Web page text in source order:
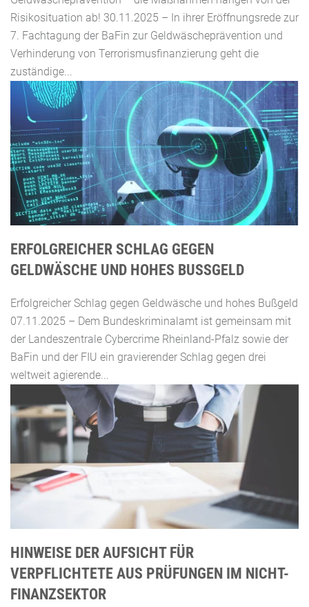
Risikosituation ab! 30.11.2025 – In ihrer Eröffnungsrede zur
7. Fachtagung der BaFin zur Geldwäscheprävention und
Verhinderung von Terrorismusfinanzierung geht die
zuständige...
ERFOLGREICHER SCHLAG GEGEN
GELDWÄSCHE UND HOHES BUSSGELD
Erfolgreicher Schlag gegen Geldwäsche und hohes Bußgeld
07.11.2025 – Dem Bundeskriminalamt ist gemeinsam mit
der Landeszentrale Cybercrime Rheinland-Pfalz sowie der
BaFin und der FIU ein gravierender Schlag gegen drei
weltweit agierende...
HINWEISE DER AUFSICHT FÜR
VERPFLICHTETE AUS PRÜFUNGEN IM NICHT-
FINANZSEKTOR